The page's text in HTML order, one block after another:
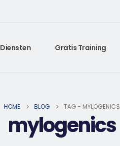
Diensten Gratis Training
HOME BLOG TAG - MYLOGENICS
mylogenics